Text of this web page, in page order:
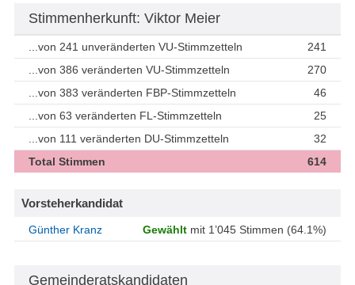
Stimmenherkunft: Viktor Meier
...von 241 unveränderten VU-Stimmzetteln
241
...von 386 veränderten VU-Stimmzetteln
270
...von 383 veränderten FBP-Stimmzetteln
46
...von 63 veränderten FL-Stimmzetteln
25
...von 111 veränderten DU-Stimmzetteln
32
Total Stimmen
614
Vorsteherkandidat
Günther Kranz Gewählt mit 1’045 Stimmen (64.1%)
Gemeinderatskandidaten